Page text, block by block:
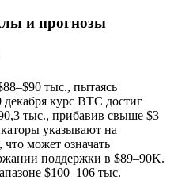
и прогнозы
тыс., пытаясь
курс BTC достиг
тыс., прибавив свыше $3
указывают на
может означать
поддержки в $89–90K.
$100–106 тыс.